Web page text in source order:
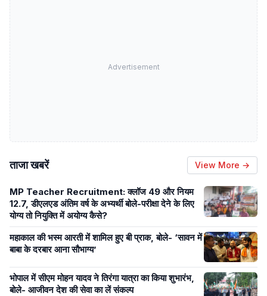
Advertisement
ताजा खबरें View More →
MP Teacher Recruitment: क्लॉज 49 और नियम
12.7, डीएलएड अंतिम वर्ष के अभ्यर्थी बोले-परीक्षा देने के लिए
योग्य तो नियुक्ति में अयोग्य कैसे?
महाकाल की भस्म आरती में शामिल हुए बी प्राक, बोले- ‘सावन में
बाबा के दरबार आना सौभाग्य’
भोपाल में सीएम मोहन यादव ने तिरंगा यात्रा का किया शुभारंभ,
बोले- आजीवन देश की सेवा का लें संकल्प